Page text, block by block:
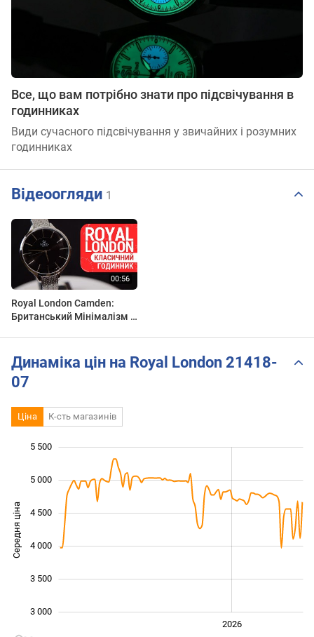
Все, що вам потрібно знати про підсвічування в
годинниках
Види сучасного підсвічування у звичайних і розумних
годинниках
Відеоогляди 1
Royal London Camden:
Британський Мінімалізм у
Динаміка цін на Royal London 21418-
07
Ціна К-сть магазинів
Середня ціна
3 000
3 500
4 000
4 500
5 000
5 500
2026